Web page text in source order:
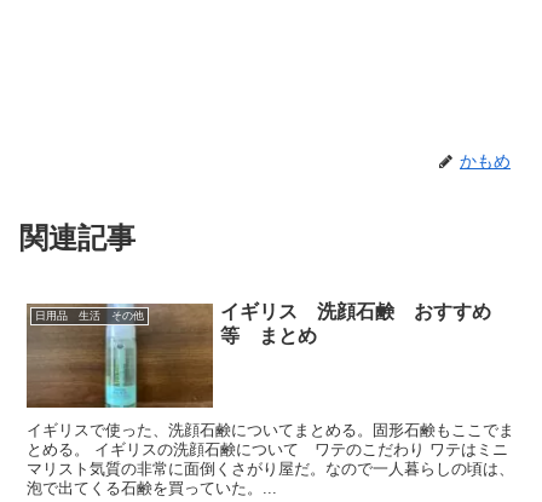
かもめ
関連記事
日用品 生活 その他
イギリス 洗顔石鹸 おすすめ
等 まとめ
イギリスで使った、洗顔石鹸についてまとめる。固形石鹸もここでま
とめる。 イギリスの洗顔石鹸について ワテのこだわり ワテはミニ
マリスト気質の非常に面倒くさがり屋だ。なので一人暮らしの頃は、
泡で出てくる石鹸を買っていた。...